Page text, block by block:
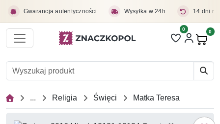
Gwarancja autentyczności Wysyłka w 24h 14 dni
Liczba pozycji
0 0
... Religia Święci Matka Teresa